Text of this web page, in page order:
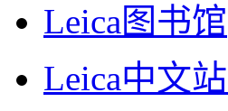
Leica图书馆
Leica中文